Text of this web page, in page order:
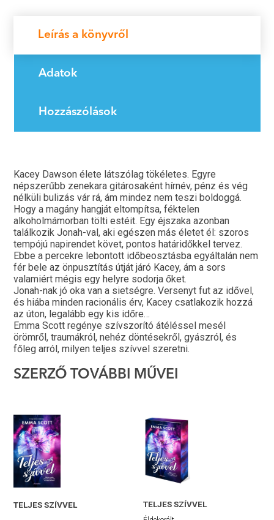
Leírás a könyvről
Adatok
Hozzászólások
Kacey Dawson élete látszólag tökéletes. Egyre
népszerűbb zenekara gitárosaként hírnév, pénz és vég
nélküli bulizás vár rá, ám mindez nem teszi boldoggá.
Hogy a magány hangját eltompítsa, féktelen
alkoholmámorban tölti estéit. Egy éjszaka azonban
találkozik Jonah-val, aki egészen más életet él: szoros
tempójú napirendet követ, pontos határidőkkel tervez.
Ebbe a percekre lebontott időbeosztásba egyáltalán nem
fér bele az önpusztítás útját járó Kacey, ám a sors
valamiért mégis egy helyre sodorja őket.
Jonah-nak jó oka van a sietségre. Versenyt fut az idővel,
és hiába minden racionális érv, Kacey csatlakozik hozzá
az úton, legalább egy kis időre…
Emma Scott regénye szívszorító átéléssel mesél
örömről, traumákról, nehéz döntésekről, gyászról, és
főleg arról, milyen teljes szívvel szeretni.
SZERZŐ TOVÁBBI MŰVEI
TELJES SZÍVVEL TELJES SZÍVVEL